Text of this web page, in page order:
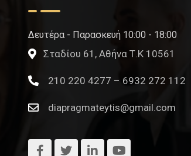
Δευτέρα - Παρασκευή 10:00 - 18:00
Σταδίου 61, Αθήνα Τ.Κ 10561
210 220 4277 – 6932 272 112
diapragmateytis@gmail.com